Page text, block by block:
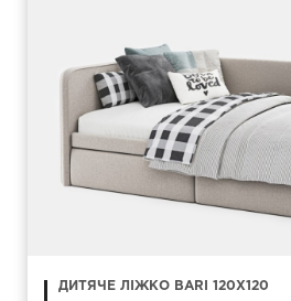
ДИТЯЧЕ ЛІЖКО BARI 120Х120